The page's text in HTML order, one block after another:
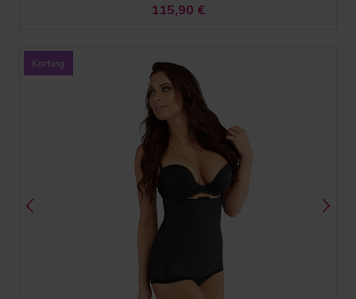
115,90 €